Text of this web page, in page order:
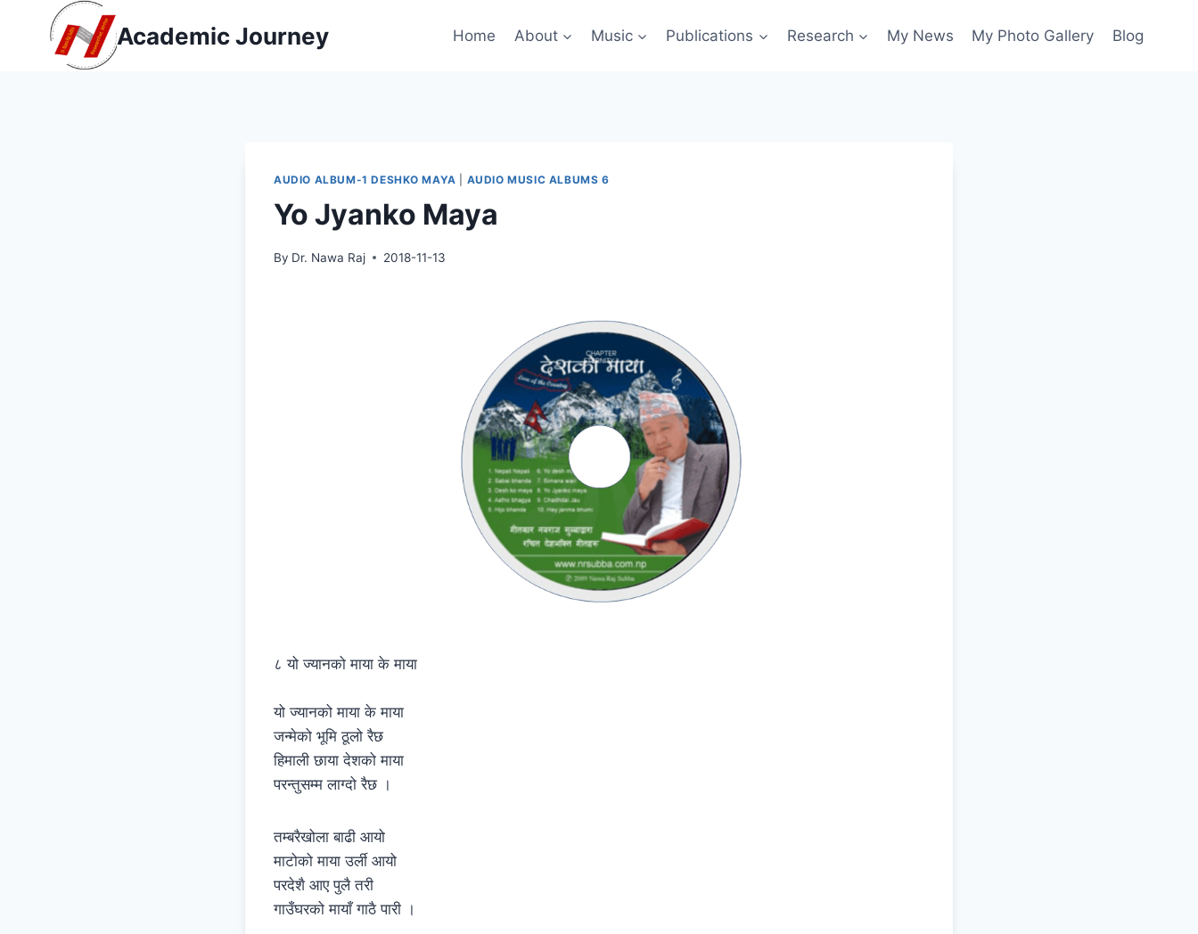
Academic Journey Home About Music Publications Research My News My Photo Gallery Blog
AUDIO ALBUM-1 DESHKO MAYA AUDIO MUSIC ALBUMS 6
Yo Jyanko Maya
By Dr. Nawa Raj 2018-11-13
८ यो ज्यानको माया के माया
यो ज्यानको माया के माया
जन्मेको भूमि ठूलो रैछ
हिमाली छाया देशको माया
परन्तुसम्म लाग्दो रैछ ।
तम्बरैखोला बाढी आयो
माटोको माया उर्ली आयो
परदेशै आए पुलै तरी
गाउँघरको मायाँ गाठै पारी ।